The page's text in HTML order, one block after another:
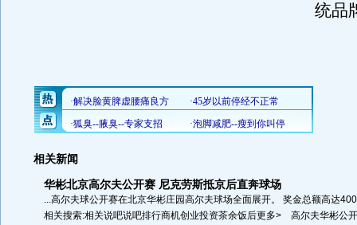
统品
相关新闻
华彬北京高尔夫公开赛 尼克劳斯抵京后直奔球场
...高尔夫球公开赛在北京华彬庄园高尔夫球场全面展开。 奖金总额高达
相关搜索:相关说吧说吧排行商机创业投资茶余饭后更多> 高尔夫华彬公